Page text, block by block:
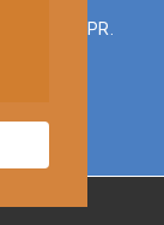
с GDPR.